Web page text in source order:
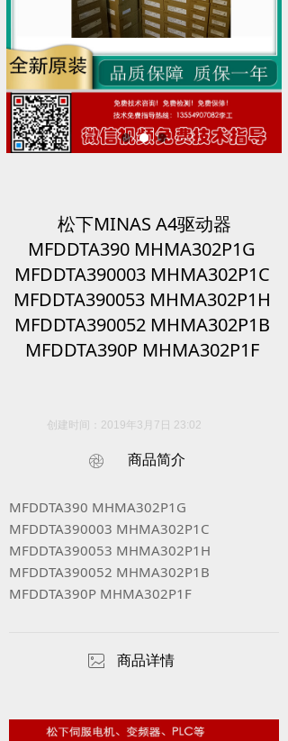
松下MINAS A4驱动器
MFDDTA390 MHMA302P1G
MFDDTA390003 MHMA302P1C
MFDDTA390053 MHMA302P1H
MFDDTA390052 MHMA302P1B
MFDDTA390P MHMA302P1F
商品简介
创建时间： 2019年3月7日 23:02
MFDDTA390 MHMA302P1G
MFDDTA390003 MHMA302P1C
MFDDTA390053 MHMA302P1H
MFDDTA390052 MHMA302P1B
MFDDTA390P MHMA302P1F
商品详情
ꁵ
ꂈ